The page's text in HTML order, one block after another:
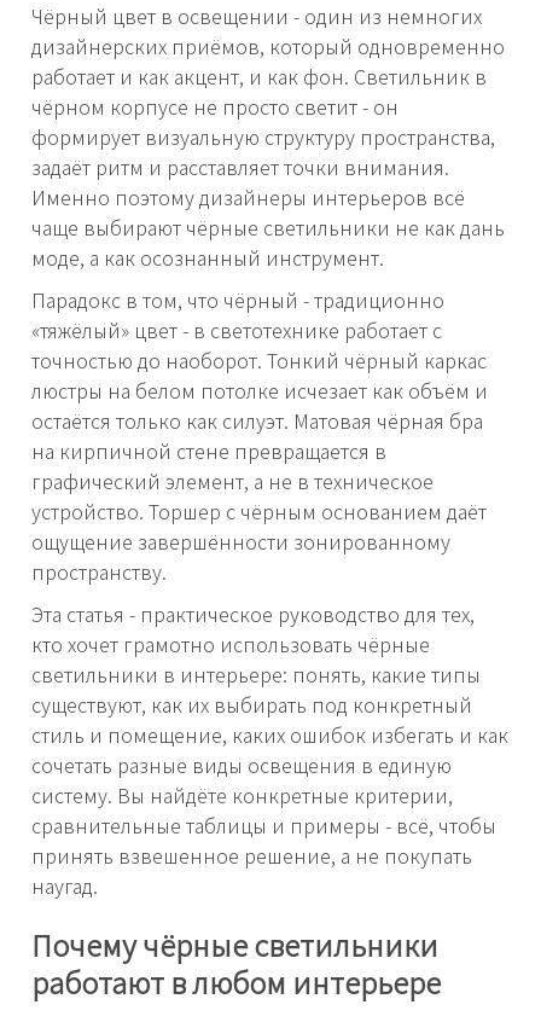
Чёрный цвет в освещении - один из немногих
дизайнерских приёмов, который одновременно
работает и как акцент, и как фон. Светильник в
чёрном корпусе не просто светит - он
формирует визуальную структуру пространства,
задаёт ритм и расставляет точки внимания.
Именно поэтому дизайнеры интерьеров всё
чаще выбирают чёрные светильники не как дань
моде, а как осознанный инструмент.
Парадокс в том, что чёрный - традиционно
«тяжёлый» цвет - в светотехнике работает с
точностью до наоборот. Тонкий чёрный каркас
люстры на белом потолке исчезает как объём и
остаётся только как силуэт. Матовая чёрная бра
на кирпичной стене превращается в
графический элемент, а не в техническое
устройство. Торшер с чёрным основанием даёт
ощущение завершённости зонированному
пространству.
Эта статья - практическое руководство для тех,
кто хочет грамотно использовать чёрные
светильники в интерьере: понять, какие типы
существуют, как их выбирать под конкретный
стиль и помещение, каких ошибок избегать и как
сочетать разные виды освещения в единую
систему. Вы найдёте конкретные критерии,
сравнительные таблицы и примеры - всё, чтобы
принять взвешенное решение, а не покупать
наугад.
Почему чёрные светильники
работают в любом интерьере